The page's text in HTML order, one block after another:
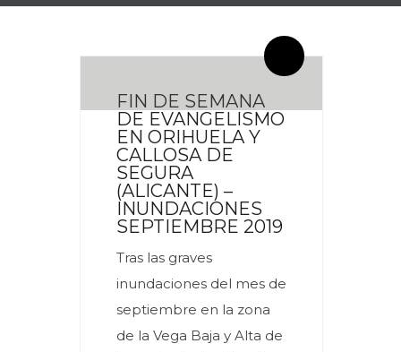
FIN DE SEMANA
DE EVANGELISMO
EN ORIHUELA Y
CALLOSA DE
SEGURA
(ALICANTE) –
INUNDACIONES
SEPTIEMBRE 2019
Tras las graves
inundaciones del mes de
septiembre en la zona
de la Vega Baja y Alta de